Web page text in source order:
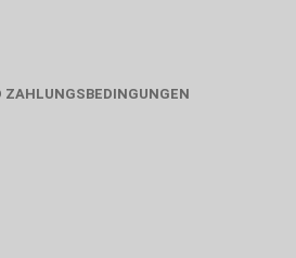
ZAHLUNGSBEDINGUNGEN